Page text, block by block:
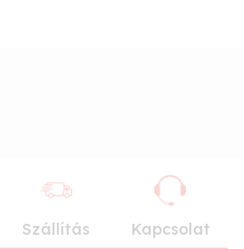
Szállítás Kapcsolat